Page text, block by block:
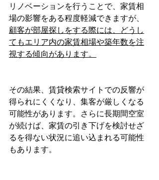
リノベーションを行うことで、家賃相
場の影響をある程度軽減できますが、
顧客が部屋探しをする際には、どうし
てもエリア内の家賃相場や築年数を注
視する傾向があります。
その結果、賃貸検索サイトでの反響が
得られにくくなり、集客が厳しくなる
可能性があります。さらに長期間空室
が続けば、家賃の引き下げを検討せざ
るを得ない状況に追い込まれる可能性
もあります。